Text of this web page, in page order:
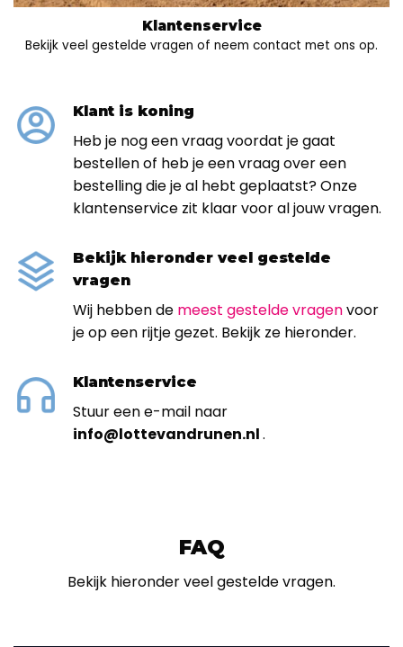
Klantenservice
Bekijk veel gestelde vragen of neem contact met ons op.
Klant is koning
Heb je nog een vraag voordat je gaat
bestellen of heb je een vraag over een
bestelling die je al hebt geplaatst? Onze
klantenservice zit klaar voor al jouw vragen.
Bekijk hieronder veel gestelde
vragen
Wij hebben de meest gestelde vragenvoor
je op een rijtje gezet. Bekijk ze hieronder.
Klantenservice
Stuur een e-mail naar
info@lottevandrunen.nl.
FAQ
Bekijk hieronder veel gestelde vragen.